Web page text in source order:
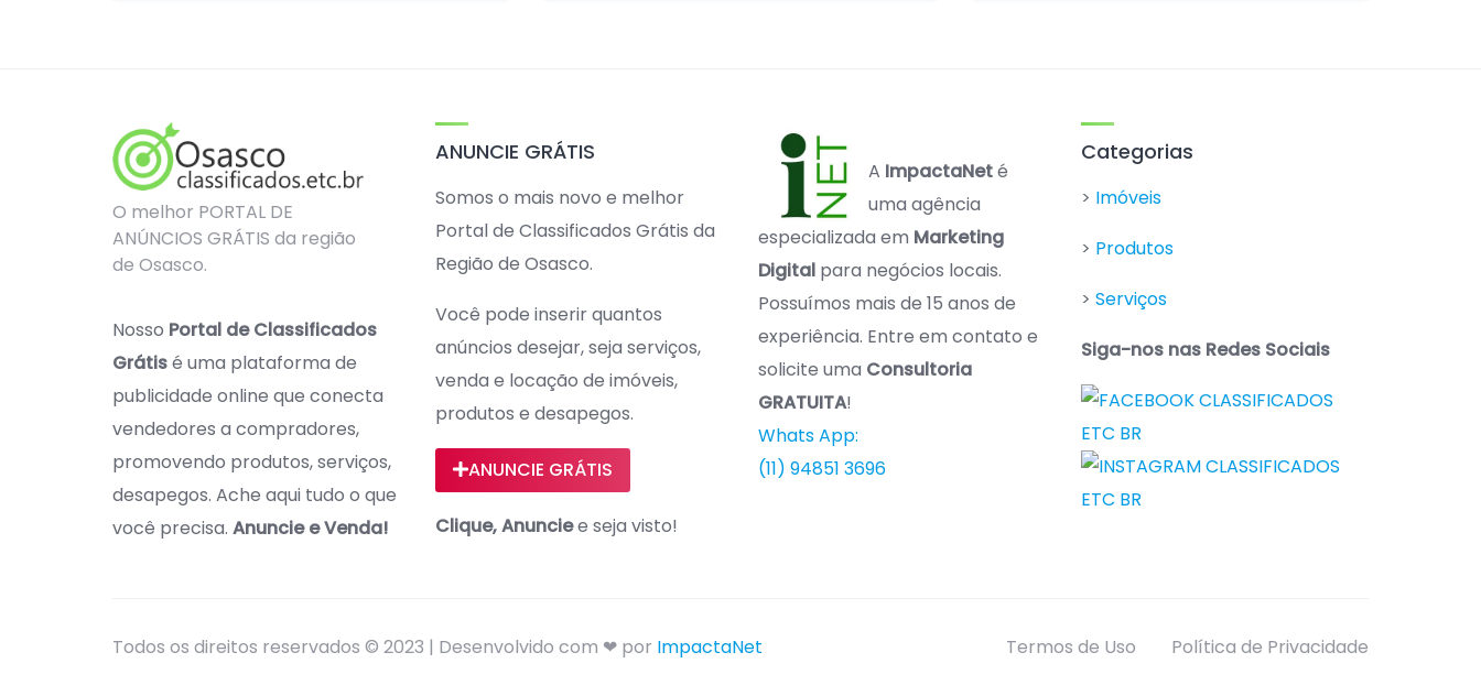
O melhor PORTAL DE
ANÚNCIOS GRÁTIS da região
de Osasco.
Nosso Portal de Classificados
Grátisé uma plataforma de
publicidade online que conecta
vendedores a compradores,
promovendo produtos, serviços,
desapegos. Ache aqui tudo o que
você precisa. Anuncie e Venda!
ANUNCIE GRÁTIS
Somos o mais novo e melhor
Portal de Classificados Grátis da
Região de Osasco.
Você pode inserir quantos
anúncios desejar, seja serviços,
venda e locação de imóveis,
produtos e desapegos.
ANUNCIE GRÁTIS
Clique, Anunciee seja visto!
A ImpactaNeté
uma agência
especializada em Marketing
Digital para negócios locais.
Possuímos mais de 15 anos de
experiência. Entre em contato e
solicite uma Consultoria
GRATUITA!
Whats App:
(11) 94851 3696
Categorias
> Imóveis
> Produtos
> Serviços
Siga-nos nas Redes Sociais
Todos os direitos reservados © 2023 | Desenvolvido com ❤ por ImpactaNet Termos de Uso Política de Privacidade